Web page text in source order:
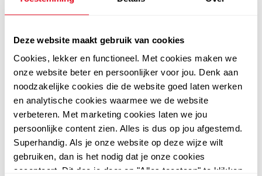
Deze website maakt gebruik van cookies
Cookies, lekker en functioneel. Met cookies maken we
onze website beter en persoonlijker voor jou. Denk aan
noodzakelijke cookies die de website goed laten werken
en analytische cookies waarmee we de website
verbeteren. Met marketing cookies laten we jou
persoonlijke content zien. Alles is dus op jou afgestemd.
Superhandig. Als je onze website op deze wijze wilt
gebruiken, dan is het nodig dat je onze cookies
accepteert. Dit doe je door op "Alles toestaan" te klikken.